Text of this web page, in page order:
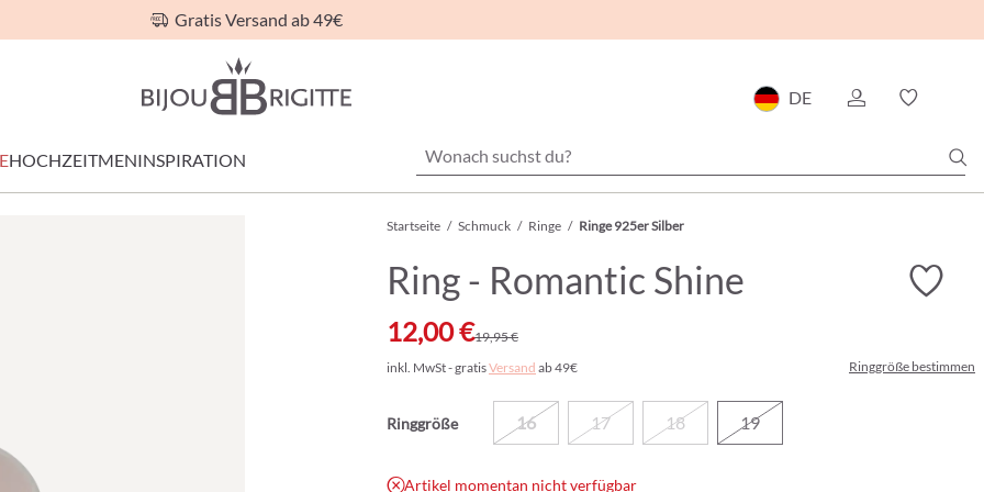
Gratis Versand ab 49€
DE
HOCHZEITMENINSPIRATION
Startseite / Schmuck / Ringe / Ringe 925er Silber
Ring - Romantic Shine
12,00 €19,95 €
inkl. MwSt - gratisVersand ab 49€ Ringgröße bestimmen
Ringgröße 16 17 18 19
Artikel momentan nicht verfügbar